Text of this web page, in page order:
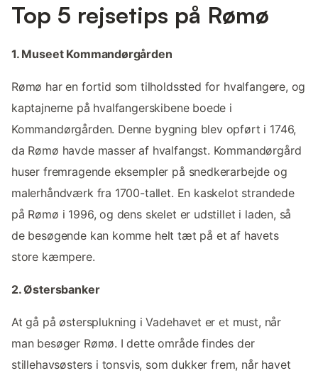
Top 5 rejsetips på Rømø
1. Museet Kommandørgården
Rømø har en fortid som tilholdssted for hvalfangere, og
kaptajnerne på hvalfangerskibene boede i
Kommandørgården. Denne bygning blev opført i 1746,
da Rømø havde masser af hvalfangst. Kommandørgård
huser fremragende eksempler på snedkerarbejde og
malerhåndværk fra 1700-tallet. En kaskelot strandede
på Rømø i 1996, og dens skelet er udstillet i laden, så
de besøgende kan komme helt tæt på et af havets
store kæmpere.
2. Østersbanker
At gå på østersplukning i Vadehavet er et must, når
man besøger Rømø. I dette område findes der
stillehavsøsters i tonsvis, som dukker frem, når havet